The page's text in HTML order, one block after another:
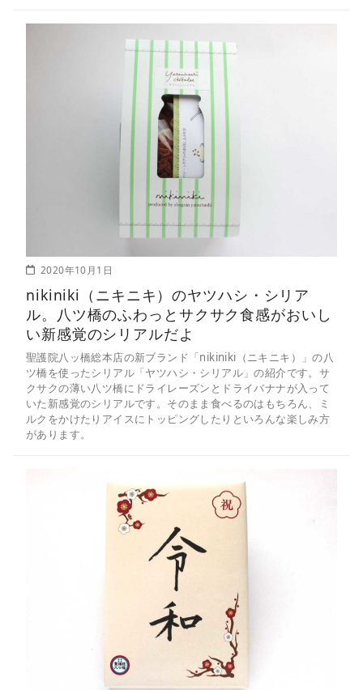
2020年10月1日
nikiniki（ニキニキ）のヤツハシ・シリア
ル。八ツ橋のふわっとサクサク食感がおいし
い新感覚のシリアルだよ
聖護院八ッ橋総本店の新ブランド「nikiniki（ニキニキ）」の八
ツ橋を使ったシリアル「ヤツハシ・シリアル」の紹介です。サ
クサクの薄い八ツ橋にドライレーズンとドライバナナが入って
いた新感覚のシリアルです。そのまま食べるのはもちろん、ミ
ルクをかけたりアイスにトッピングしたりといろんな楽しみ方
があります。